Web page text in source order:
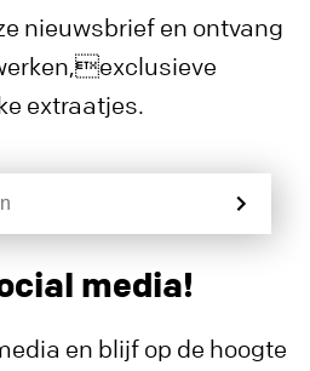
nieuwsbrief en ontvang
extraatjes.
media!
en blijf op de hoogte